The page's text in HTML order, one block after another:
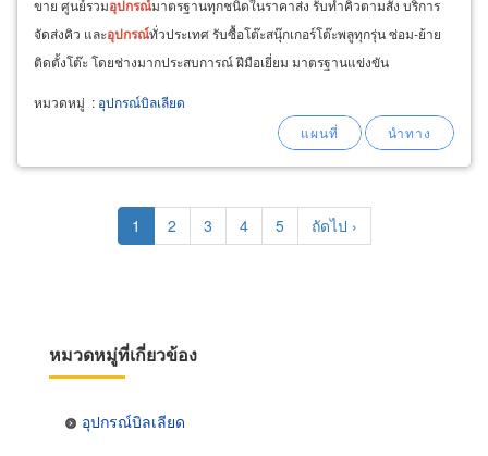
ขาย ศูนย์รวมอุปกรณ์มาตรฐานทุกชนิดในราคาส่ง รับทำคิวตามสั่ง บริการ
จัดส่งคิว และอุปกรณ์ทั่วประเทศ รับซื้อโต๊ะสนุ๊กเกอร์โต๊ะพลูทุกรุ่น ซ่อม-ย้าย
ติดตั้งโต๊ะ โดยช่างมากประสบการณ์ ฝีมือเยี่ยม มาตรฐานแข่งขัน
หมวดหมู่ : อุปกรณ์บิลเลียด
Pagination Current
page
1 Page
2 Page
3 Page
4 Page
5
Next
page
ถัดไป ›
หมวดหมู่ที่เกี่ยวข้อง
อุปกรณ์บิลเลียด